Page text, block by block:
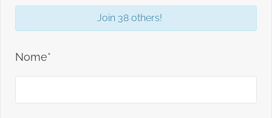
Join 38 others!
Nome*